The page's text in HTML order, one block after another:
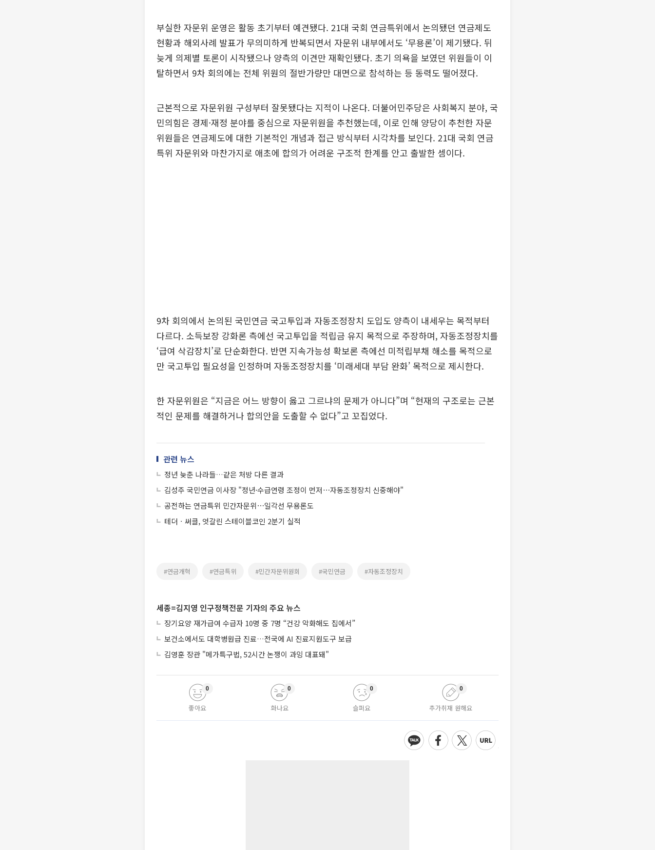
부실한 자문위 운영은 활동 초기부터 예견됐다. 21대 국회 연금특위에서 논의됐던 연금제도
현황과 해외사례 발표가 무의미하게 반복되면서 자문위 내부에서도 ‘무용론’이 제기됐다. 뒤
늦게 의제별 토론이 시작됐으나 양측의 이견만 재확인됐다. 초기 의욕을 보였던 위원들이 이
탈하면서 9차 회의에는 전체 위원의 절반가량만 대면으로 참석하는 등 동력도 떨어졌다.
근본적으로 자문위원 구성부터 잘못됐다는 지적이 나온다. 더불어민주당은 사회복지 분야, 국
민의힘은 경제·재정 분야를 중심으로 자문위원을 추천했는데, 이로 인해 양당이 추천한 자문
위원들은 연금제도에 대한 기본적인 개념과 접근 방식부터 시각차를 보인다. 21대 국회 연금
특위 자문위와 마찬가지로 애초에 합의가 어려운 구조적 한계를 안고 출발한 셈이다.
9차 회의에서 논의된 국민연금 국고투입과 자동조정장치 도입도 양측이 내세우는 목적부터
다르다. 소득보장 강화론 측에선 국고투입을 적립금 유지 목적으로 주장하며, 자동조정장치를
‘급여 삭감장치’로 단순화한다. 반면 지속가능성 확보론 측에선 미적립부채 해소를 목적으로
만 국고투입 필요성을 인정하며 자동조정장치를 ‘미래세대 부담 완화’ 목적으로 제시한다.
한 자문위원은 “지금은 어느 방향이 옳고 그르냐의 문제가 아니다”며 “현재의 구조로는 근본
적인 문제를 해결하거나 합의안을 도출할 수 없다”고 꼬집었다.
관련 뉴스
정년 늦춘 나라들…같은 처방 다른 결과
김성주 국민연금 이사장 "정년·수급연령 조정이 먼저⋯자동조정장치 신중해야"
공전하는 연금특위 민간자문위⋯일각선 무용론도
테더ㆍ써클, 엇갈린 스테이블코인 2분기 실적
#연금개혁 #연금특위 #민간자문위원회 #국민연금 #자동조정장치
세종=김지영 인구정책전문 기자의 주요 뉴스
장기요양 재가급여 수급자 10명 중 7명 “건강 악화해도 집에서”
보건소에서도 대학병원급 진료…전국에 AI 진료지원도구 보급
김영훈 장관 "메가특구법, 52시간 논쟁이 과잉 대표돼"
좋아요
0
화나요
0
슬퍼요
0
추가취재 원해요
0